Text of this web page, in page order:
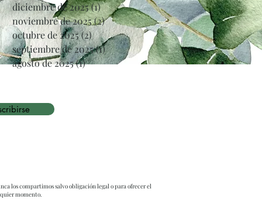
diciembre de 2025(1)1 entrada
noviembre de 2025(2)2 entradas
octubre de 2025(2)2 entradas
septiembre de 2025(1)1 entrada
agosto de 2025(1)1 entrada
los compartimos salvo obligación legal o para ofrecer el
momento.